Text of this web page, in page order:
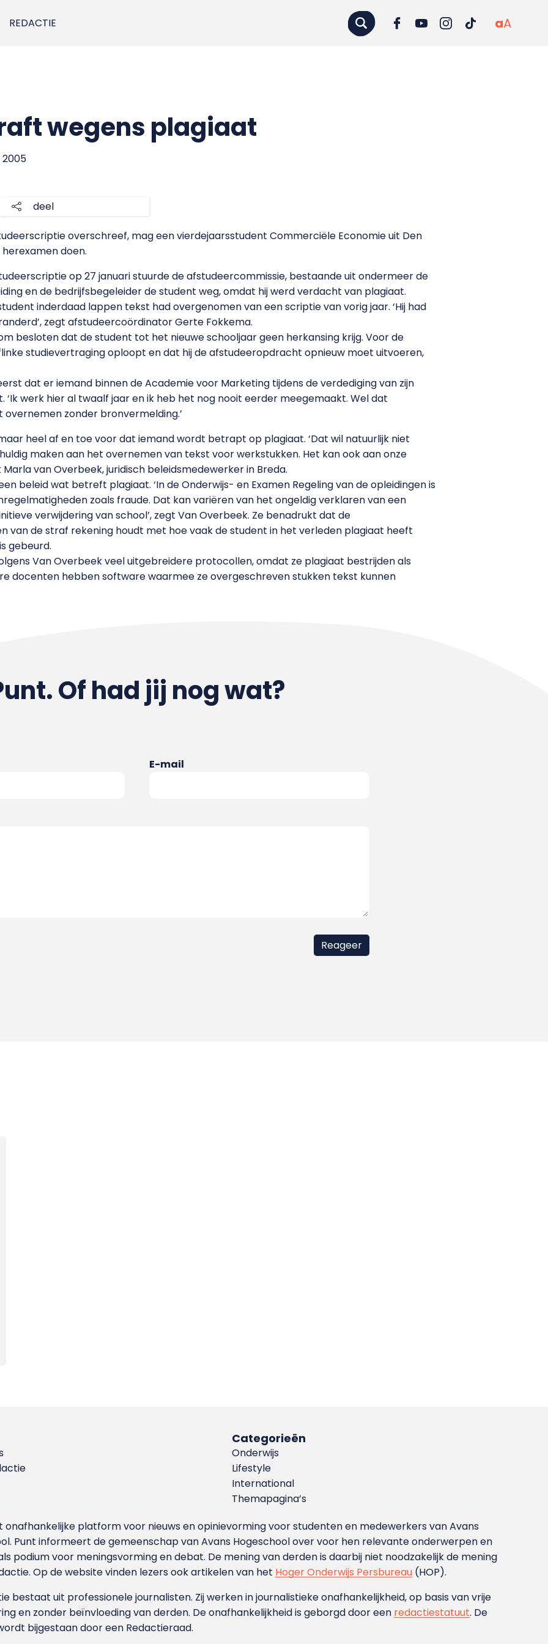
REDACTIE aA
wegens plagiaat
2005
deel
overschreef, mag een vierdejaarsstudent Commerciële Economie uit Den
doen.
op 27 januari stuurde de afstudeercommissie, bestaande uit ondermeer de
en de bedrijfsbegeleider de student weg, omdat hij werd verdacht van plagiaat.
inderdaad lappen tekst had overgenomen van een scriptie van vorig jaar. ‘Hij had
zegt afstudeercoördinator Gerte Fokkema.
besloten dat de student tot het nieuwe schooljaar geen herkansing krijg. Voor de
studievertraging oploopt en dat hij de afstudeeropdracht opnieuw moet uitvoeren,
dat er iemand binnen de Academie voor Marketing tijdens de verdediging van zijn
werk hier al twaalf jaar en ik heb het nog nooit eerder meegemaakt. Wel dat
zonder bronvermelding.’
heel af en toe voor dat iemand wordt betrapt op plagiaat. ‘Dat wil natuurlijk niet
maken aan het overnemen van tekst voor werkstukken. Het kan ook aan onze
van Overbeek, juridisch beleidsmedewerker in Breda.
beleid wat betreft plagiaat. ‘In de Onderwijs- en Examen Regeling van de opleidingen is
zoals fraude. Dat kan variëren van het ongeldig verklaren van een
verwijdering van school’, zegt Van Overbeek. Ze benadrukt dat de
van de straf rekening houdt met hoe vaak de student in het verleden plagiaat heeft
gebeurd.
Van Overbeek veel uitgebreidere protocollen, omdat ze plagiaat bestrijden als
docenten hebben software waarmee ze overgeschreven stukken tekst kunnen
Of had jij nog wat?
E-mail
Categorieën
Onderwijs
Lifestyle
International
Themapagina’s
onafhankelijke platform voor nieuws en opinievorming voor studenten en medewerkers van Avans
Punt informeert de gemeenschap van Avans Hogeschool over voor hen relevante onderwerpen en
podium voor meningsvorming en debat. De mening van derden is daarbij niet noodzakelijk de mening
Op de website vinden lezers ook artikelen van het Hoger Onderwijs Persbureau (HOP).
bestaat uit professionele journalisten. Zij werken in journalistieke onafhankelijkheid, op basis van vrije
en zonder beïnvloeding van derden. De onafhankelijkheid is geborgd door een redactiestatuut. De
bijgestaan door een Redactieraad.